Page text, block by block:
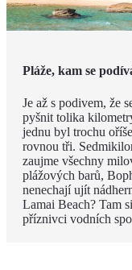
Pláže, kam se
Je až s podivem, že
pyšnit tolika
jednu byl trochu
rovnou tři.
zaujme všechny
plážových barů,
nenechají ujít
Lamai Beach? Tam
příznivci vodních